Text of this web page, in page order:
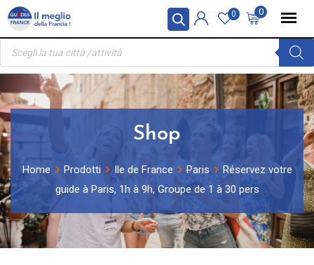
Pannello di gestione dei cookies
Skip
content
0
0
Ricerca
prodotti
Shop
Home Prodotti Ile de France Paris
Réservez votre
guide à Paris, 1h à 9h, Groupe de 1 à 30 pers